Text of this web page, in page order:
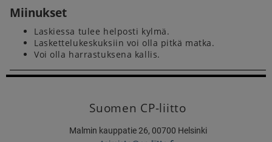
Miinukset
Laskiessa tulee helposti kylmä.
Laskettelukeskuksiin voi olla pitkä matka.
Voi olla harrastuksena kallis.
Suomen CP-liitto
Malmin kauppatie 26, 00700 Helsinki